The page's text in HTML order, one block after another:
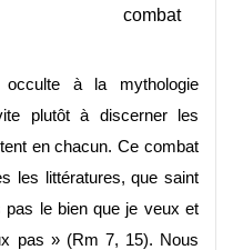
combat
à la mythologie
plutôt à discerner les
en chacun. Ce combat
les littératures, que saint
le bien que je veux et
pas » (Rm 7, 15). Nous